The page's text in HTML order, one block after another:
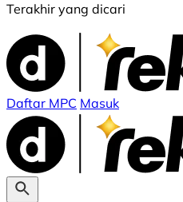
Terakhir yang dicari
Daftar MPC Masuk